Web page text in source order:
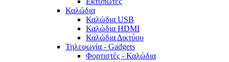
Καλώδια
Καλώδια USB
Καλώδια HDMI
Καλώδια Δικτύου
Τηλεφωνία - Gadgets
Φορτιστές - Καλώδια